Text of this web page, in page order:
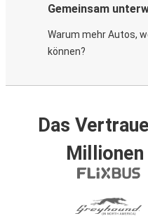
Gemeinsam
Warum mehr Autos,
können?
Das
Millionen